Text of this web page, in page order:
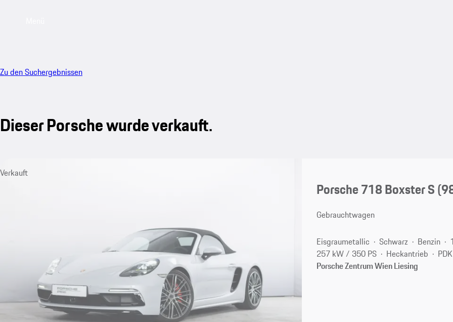
Zu den Suchergebnissen
Dieser Porsche wurde verkauft.
Verkauft
Porsche 718 Boxster S
Gebrauchtwagen
Eisgraumetallic Schwarz Benzin
257 kW / 350 PS
Heckantrieb
Porsche Zentrum Wien Liesing